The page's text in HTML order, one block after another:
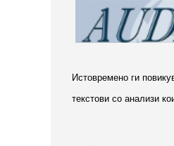
Ис­то­вре­мено ги
текст­ови со ана­ли­зи